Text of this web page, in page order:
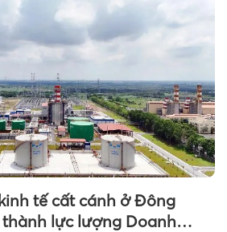
tế cất cánh ở Đông
thành lực lượng Doanh